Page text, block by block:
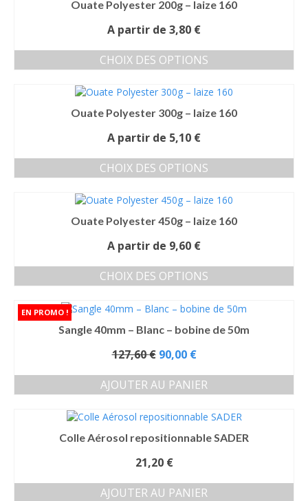
plusieurs
Les
options
peuvent
choisies
la
page
du
produit
Ouate Polyester 200g – laize 160
A partir de 3,80 €
CHOIX DES OPTIONS
produit
plusieurs
Les
options
peuvent
choisies
la
page
du
produit
Ouate Polyester 300g – laize 160
A partir de 5,10 €
CHOIX DES OPTIONS
produit
plusieurs
variations.
Les
options
peuvent
choisies
la
page
du
produit
Ouate Polyester 450g – laize 160
A partir de 9,60 €
CHOIX DES OPTIONS
produit
plusieurs
Les
options
peuvent
choisies
la
page
du
produit
Sangle 40mm – Blanc – bobine de 50m
127,60€ Le
initial
était :
90,00 €
AJOUTER AU PANIER
Colle Aérosol repositionnable SADER
21,20 €
AJOUTER AU PANIER